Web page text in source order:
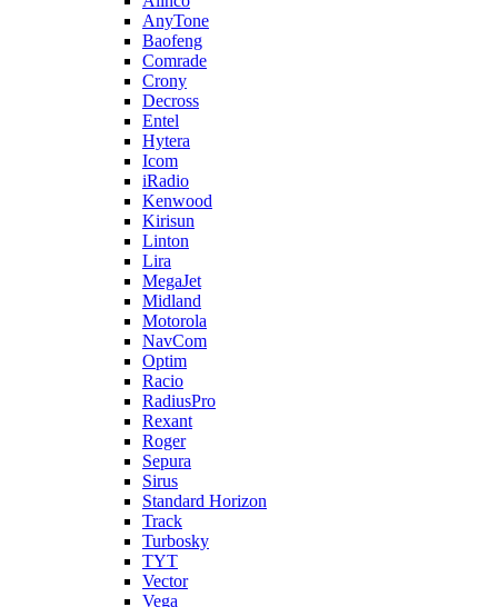
AnyTone
Baofeng
Comrade
Crony
Decross
Entel
Hytera
Icom
iRadio
Kenwood
Kirisun
Linton
Lira
MegaJet
Midland
Motorola
NavCom
Optim
Racio
RadiusPro
Rexant
Roger
Sepura
Sirus
Standard Horizon
Track
Turbosky
TYT
Vector
Vega